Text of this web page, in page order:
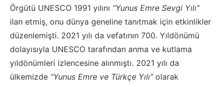
Örgütü UNESCO 1991 yılını “Yunus Emre Sevgi Yılı”
ilan etmiş, onu dünya geneline tanıtmak için etkinlikler
düzenlemişti. 2021 yılı da vefatının 700. Yıldönümü
dolayısıyla UNESCO tarafından anma ve kutlama
yıldönümleri izlencesine alınmıştı. 2021 yılı da
ülkemizde “Yunus Emre ve Türkçe Yılı”olarak